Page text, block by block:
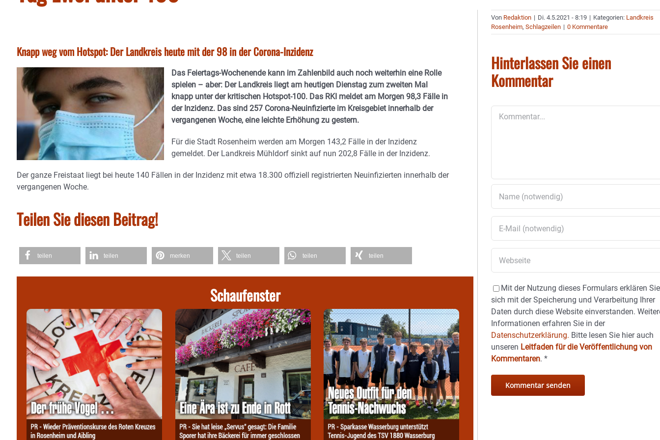
Knapp weg vom Hotspot: Der Landkreis heute mit der 98 in der Corona-Inzidenz
Das Feiertags-Wochenende kann im Zahlenbild auch noch weiterhin eine Rolle
spielen – aber: Der Landkreis liegt am heutigen Dienstag zum zweiten Mal
knapp unter der kritischen Hotspot-100. Das RKI meldet am Morgen 98,3 Fälle in
der Inzidenz. Das sind 257 Corona-Neuinfizierte im Kreisgebiet innerhalb der
vergangenen Woche, eine leichte Erhöhung zu gestern.
Für die Stadt Rosenheim werden am Morgen 143,2 Fälle in der Inzidenz
gemeldet. Der Landkreis Mühldorf sinkt auf nun 202,8 Fälle in der Inzidenz.
Der ganze Freistaat liegt bei heute 140 Fällen in der Inzidenz mit etwa 18.300 offiziell registrierten Neuinfizierten innerhalb der
vergangenen Woche.
Teilen Sie diesen Beitrag!
teilen teilen merken teilen teilen teilen
Schaufenster
Von Redaktion | Di. 4.5.2021 - 8:19 | Kategorien: Landkreis
Rosenheim,Schlagzeilen | 0 Kommentare
Hinterlassen Sie einen
Kommentar
Mit der Nutzung dieses Formulars erklären Sie
sich mit der Speicherung und Verarbeitung Ihrer
Daten durch diese Website einverstanden.
Informationen erfahren Sie in der
Datenschutzerklärung. Bitte lesen Sie hier auch
unseren Leitfaden für die Veröffentlichung von
Kommentaren.*